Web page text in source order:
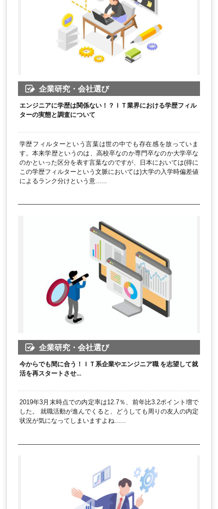
企業研究・会社選び
エンジニアに学歴は関係ない！？ＩＴ業界における学歴フィル
ターの実態と調査について
学歴フィルターという言葉は世の中でも存在感を放っていま
す。本来学歴というのは、高校卒なのか専門卒なのか大学卒な
のかといった区分を表す言葉なのですが、日本においては(得に
この学歴フィルターという文脈においては)大学の入学時偏差値
によるランク分けという意......
企業研究・会社選び
今からでも間に合う！ＩＴ系企業やエンジニア職 を志望して就
活を再スタートさせ…
2019年3月末時点での内定率は12.7％、前年比3.2ポイント増で
した。 就職活動が進んでくると、どうしても周りの友人の内定
状況が気になってしまいますよね......